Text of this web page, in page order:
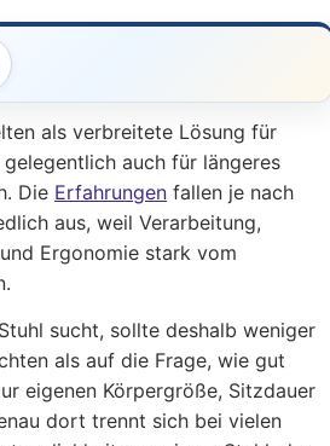
als verbreitete Lösung für
auch für längeres
Die Erfahrungen fallen je nach
aus, weil Verarbeitung,
Ergonomie stark vom
sucht, sollte deshalb weniger
als auf die Frage, wie gut
eigenen Körpergröße, Sitzdauer
dort trennt sich bei vielen